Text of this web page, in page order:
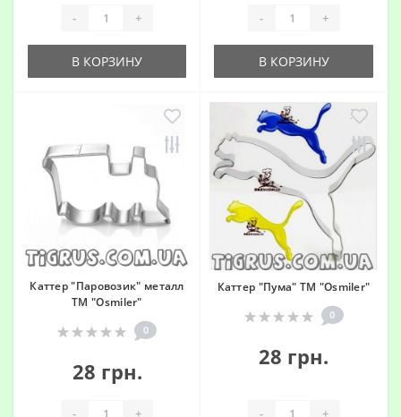
- +
В КОРЗИНУ
- +
В КОРЗИНУ
Каттер "Паровозик" металл
ТМ "Osmiler"
0
28 грн.
- +
Каттер "Пума" ТМ "Osmiler"
0
28 грн.
- +